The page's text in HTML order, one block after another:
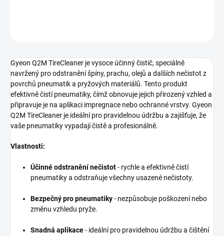
Gyeon Q2M TireCleaner je vysoce účinný čistič, speciálně
navržený pro odstranění špíny, prachu, olejů a dalších nečistot z
povrchů pneumatik a pryžových materiálů. Tento produkt
efektivně čistí pneumatiky, čímž obnovuje jejich přirozený vzhled a
připravuje je na aplikaci impregnace nebo ochranné vrstvy. Gyeon
Q2M TireCleaner je ideální pro pravidelnou údržbu a zajišťuje, že
vaše pneumatiky vypadají čistě a profesionálně.
Vlastnosti:
Účinné odstranění nečistot- rychle a efektivně čistí
pneumatiky a odstraňuje všechny usazené nečistoty.
Bezpečný pro pneumatiky- nezpůsobuje poškození nebo
změnu vzhledu pryže.
Snadná aplikace- ideální pro pravidelnou údržbu a čištění